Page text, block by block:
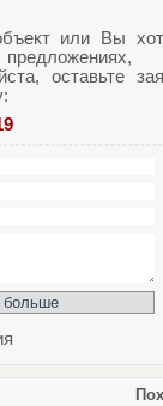
или Вы
оставьте